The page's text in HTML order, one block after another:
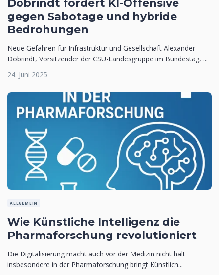
Dobrindt fordert KI-Offensive
gegen Sabotage und hybride
Bedrohungen
Neue Gefahren für Infrastruktur und Gesellschaft Alexander
Dobrindt, Vorsitzender der CSU-Landesgruppe im Bundestag, ...
24. Juni 2025
ALLGEMEIN
Wie Künstliche Intelligenz die
Pharmaforschung revolutioniert
Die Digitalisierung macht auch vor der Medizin nicht halt –
insbesondere in der Pharmaforschung bringt Künstlich...